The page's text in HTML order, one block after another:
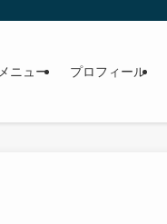
メニュー プロフィール